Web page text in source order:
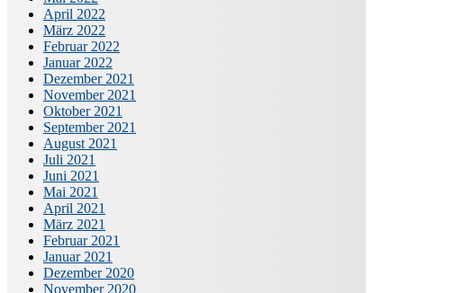
April 2022
März 2022
Februar 2022
Januar 2022
Dezember 2021
November 2021
Oktober 2021
September 2021
August 2021
Juli 2021
Juni 2021
Mai 2021
April 2021
März 2021
Februar 2021
Januar 2021
Dezember 2020
November 2020